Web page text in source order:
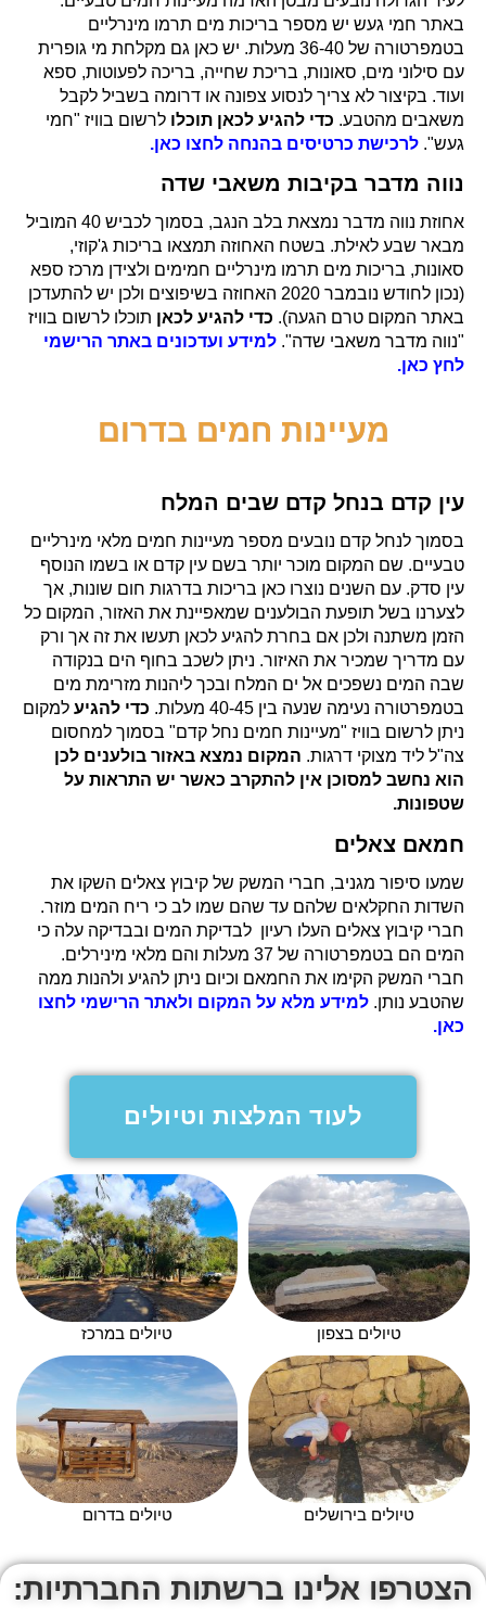
באתר חמי געש יש מספר בריכות מים תרמו מינרליים
בטמפרטורה של 36-40 מעלות. יש כאן גם מקלחת מי גופרית
עם סילוני מים, סאונות, בריכת שחייה, בריכה לפעוטות, ספא
ועוד. בקיצור לא צריך לנסוע צפונה או דרומה בשביל לקבל
משאבים מהטבע. כדי להגיע לכאן תוכלו לרשום בוויז "חמי
געש". לרכישת כרטיסים בהנחה לחצו כאן.
נווה מדבר בקיבות משאבי שדה
אחוזת נווה מדבר נמצאת בלב הנגב, בסמוך לכביש 40 המוביל
מבאר שבע לאילת. בשטח האחוזה תמצאו בריכות ג'קוזי,
סאונות, בריכות מים תרמו מינרליים חמימים ולצידן מרכז ספא
(נכון לחודש נובמבר 2020 האחוזה בשיפוצים ולכן יש להתעדכן
באתר המקום טרם הגעה). כדי להגיע לכאן תוכלו לרשום בוויז
"נווה מדבר משאבי שדה". למידע ועדכונים באתר הרישמי
לחץ כאן.
מעיינות חמים בדרום
עין קדם בנחל קדם שבים המלח
בסמוך לנחל קדם נובעים מספר מעיינות חמים מלאי מינרליים
טבעיים. שם המקום מוכר יותר בשם עין קדם או בשמו הנוסף
עין סדק. עם השנים נוצרו כאן בריכות בדרגות חום שונות, אך
לצערנו בשל תופעת הבולענים שמאפיינת את האזור, המקום כל
הזמן משתנה ולכן אם בחרת להגיע לכאן תעשו את זה אך ורק
עם מדריך שמכיר את האיזור. ניתן לשכב בחוף הים בנקודה
שבה המים נשפכים אל ים המלח ובכך ליהנות מזרימת מים
בטמפרטורה נעימה שנעה בין 40-45 מעלות.
כדי להגיע למקום
ניתן לרשום בוויז "מעיינות חמים נחל קדם" בסמוך למחסום
צה"ל ליד מצוקי דרגות. המקום נמצא באזור בולענים לכן
הוא נחשב למסוכן אין להתקרב כאשר יש התראות על
שטפונות.
חמאם צאלים
שמעו סיפור מגניב, חברי המשק של קיבוץ צאלים השקו את
השדות החקלאים שלהם עד שהם שמו לב כי ריח המים מוזר.
חברי קיבוץ צאלים העלו רעיון לבדיקת המים ובבדיקה עלה כי
המים הם בטמפרטורה של 37 מעלות והם מלאי מינירלים.
חברי המשק הקימו את החמאם וכיום ניתן להגיע ולהנות ממה
שהטבע נותן. למידע מלא על המקום ולאתר הרישמי לחצו
כאן.
לעוד המלצות וטיולים
טיולים בצפון טיולים במרכז
טיולים בירושלים טיולים בדרום
הצטרפו אלינו ברשתות החברתיות: